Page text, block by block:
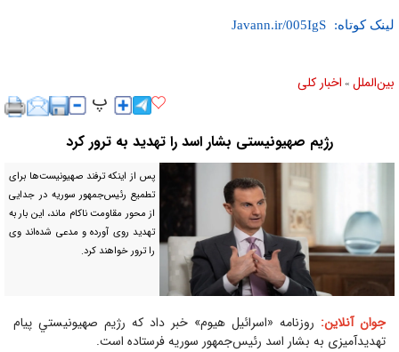
لینک کوتاه:
بين‌الملل » اخبار كلی
رژیم صهيونيستی بشار اسد را تهدید به ترور کرد
پس از اینکه ترفند صهیونیست‌ها برای
تطمیع رئیس‌جمهور سوریه در جدایی
از محور مقاومت ناکام ماند، این بار به
تهدید روی آورده و مدعی شده‌اند وی
را ترور خواهند کرد.
جوان آنلاین: روزنامه «اسرائیل هیوم» خبر داد که رژیم صهيونيستي پیام
تهدیدآمیزی به بشار اسد رئیس‌جمهور سوریه فرستاده است.